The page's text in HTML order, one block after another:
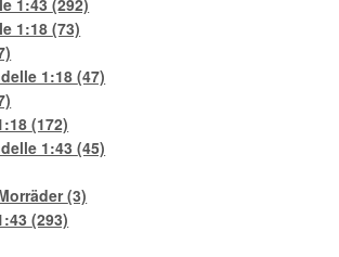
1:18(73)
1:18(47)
(172)
1:43(45)
(3)
(293)